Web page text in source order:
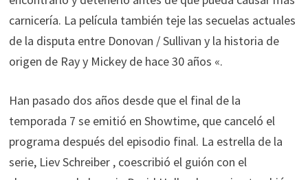
carnicería. La película también teje las secuelas actuales
de la disputa entre Donovan / Sullivan y la historia de
origen de Ray y Mickey de hace 30 años «.
Han pasado dos años desde que el final de la
temporada 7 se emitió en Showtime, que canceló el
programa después del episodio final. La estrella de la
serie, Liev Schreiber , coescribió el guión con el